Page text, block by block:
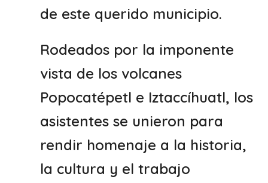
de este querido municipio.
Rodeados por la imponente
vista de los volcanes
Popocatépetl e Iztaccíhuatl, los
asistentes se unieron para
rendir homenaje a la historia,
la cultura y el trabajo